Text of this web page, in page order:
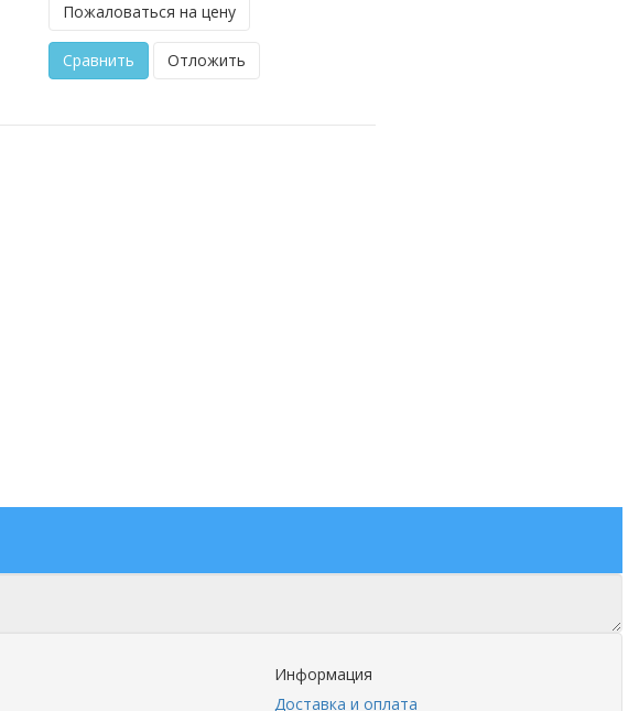
Пожаловаться на цену
Сравнить
Отложить
Информация
Доставка и оплата